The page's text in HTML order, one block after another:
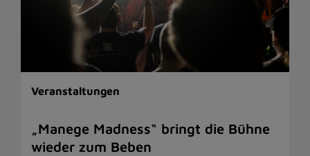
Veranstaltungen
„Manege Madness“ bringt die Bühne
wieder zum Beben